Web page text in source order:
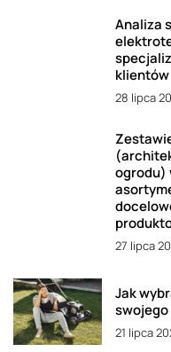
Analiza
28 lipca
ogrodu)
27 lipca
Jak
21 lipca